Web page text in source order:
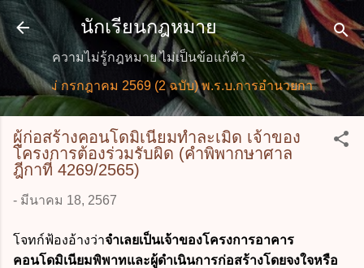
ข้ามไปที่เนื้อหาหลัก
นักเรียนกฎหมาย
ความไม่รู้กฎหมาย ไม่เป็นข้อแก้ตัว
ม่ กรกฎาคม 2569 (2 ฉบับ) พ.ร.บ.การอำนวยการความสะดว
ผู้ก่อสร้างคอนโดมิเนียมทำละเมิด เจ้าของ
โครงการต้องร่วมรับผิด (คำพิพากษาศาล
ฎีกาที่ 4269/2565)
- มีนาคม 18, 2567
โจทก์ฟ้องอ้างว่าจำเลยเป็นเจ้าของโครงการอาคาร
คอนโดมิเนียมพิพาทและผู้ดำเนินการก่อสร้างโดยจงใจหรือ